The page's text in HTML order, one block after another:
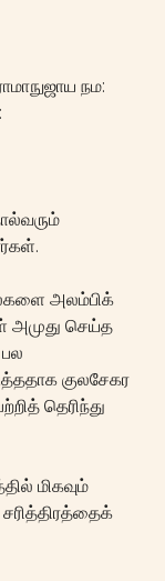
நம:
அலம்பிக்
அமுது செய்த
குலசேகர
தெரிந்து
மிகவும்